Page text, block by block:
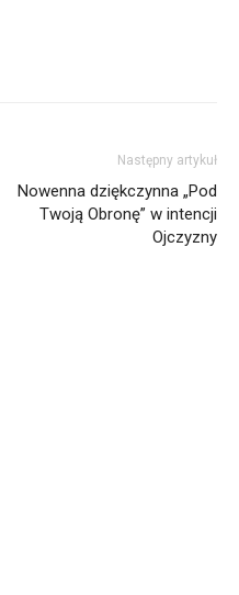
Następny artykuł
Nowenna dziękczynna „Pod
Twoją Obronę” w intencji
Ojczyzny